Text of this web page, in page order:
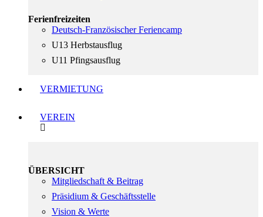
Ferienfreizeiten
Deutsch-Französischer Feriencamp
U13 Herbstausflug
U11 Pfingsausflug
VERMIETUNG
VEREIN
ÜBERSICHT
Mitgliedschaft & Beitrag
Präsidium & Geschäftsstelle
Vision & Werte